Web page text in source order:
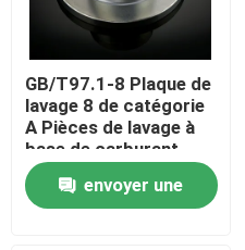
GB/T97.1-8 Plaque de
lavage 8 de catégorie
A Pièces de lavage à
base de carburant
envoyer une